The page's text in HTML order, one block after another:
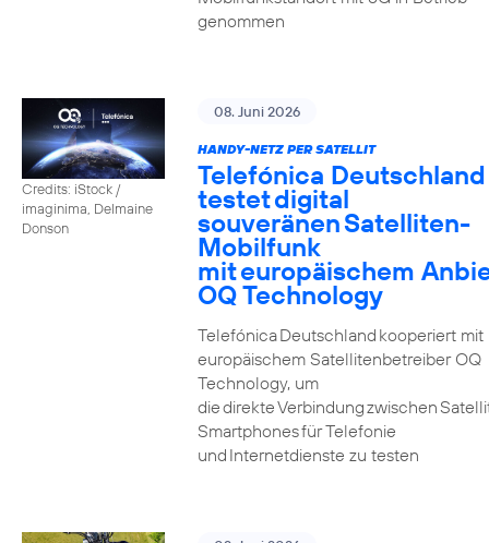
genommen
Credits: iStock /
imaginima, Delmaine
Donson
08. Juni 2026
HANDY-NETZ PER SATELLIT
Telefónica Deutschland
testet digital
souveränen Satelliten-
Mobilfunk
mit europäischem
OQ Technology
Telefónica Deutschland kooperiert mit
europäischem Satellitenbetreiber OQ
Technology, um
die direkte Verbindung zwischen
Smartphones für Telefonie
und Internetdienste zu testen